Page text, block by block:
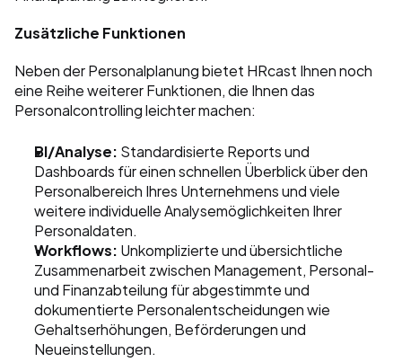
Zusätzliche Funktionen
Neben der Personalplanung bietet HRcast Ihnen noch
eine Reihe weiterer Funktionen, die Ihnen das
Personalcontrolling leichter machen:
BI/Analyse: Standardisierte Reports und
Dashboards für einen schnellen Überblick über den
Personalbereich Ihres Unternehmens und viele
weitere individuelle Analysemöglichkeiten Ihrer
Personaldaten.
Workflows: Unkomplizierte und übersichtliche
Zusammenarbeit zwischen Management, Personal-
und Finanzabteilung für abgestimmte und
dokumentierte Personalentscheidungen wie
Gehaltserhöhungen, Beförderungen und
Neueinstellungen.